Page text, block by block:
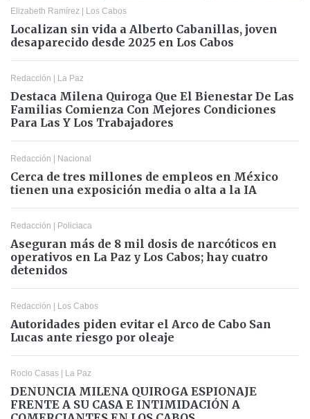
Elizabeth Ramírez | Los Cabos
Localizan sin vida a Alberto Cabanillas, joven
desaparecido desde 2025 en Los Cabos
Redacción | La Paz
Destaca Milena Quiroga Que El Bienestar De Las
Familias Comienza Con Mejores Condiciones
Para Las Y Los Trabajadores
Redacción | Nacional
Cerca de tres millones de empleos en México
tienen una exposición media o alta a la IA
Redacción | Policiaca
Aseguran más de 8 mil dosis de narcóticos en
operativos en La Paz y Los Cabos; hay cuatro
detenidos
Redacción | Los Cabos
Autoridades piden evitar el Arco de Cabo San
Lucas ante riesgo por oleaje
Rocio Casas | La Paz
DENUNCIA MILENA QUIROGA ESPIONAJE
FRENTE A SU CASA E INTIMIDACIÓN A